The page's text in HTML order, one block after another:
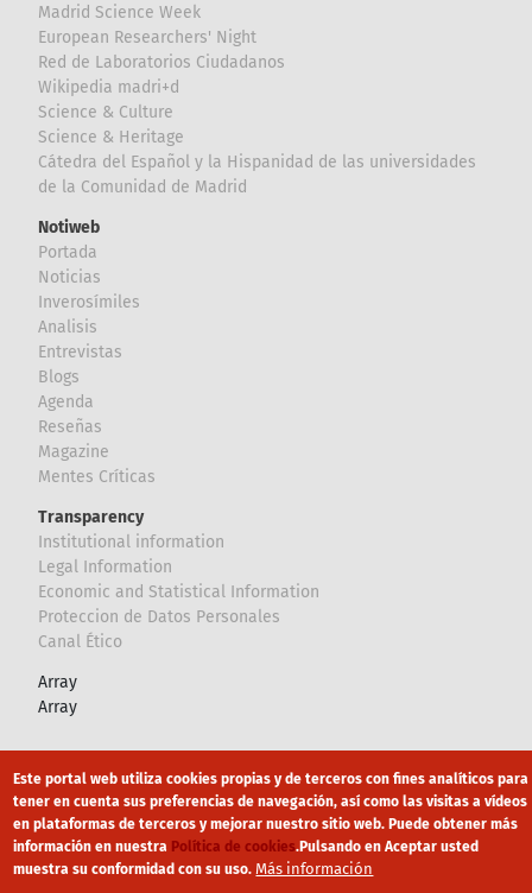
Madrid Science Week
European Researchers' Night
Red de Laboratorios Ciudadanos
Wikipedia madri+d
Science & Culture
Science & Heritage
Cátedra del Español y la Hispanidad de las universidades
de la Comunidad de Madrid
Notiweb
Portada
Noticias
Inverosímiles
Analisis
Entrevistas
Blogs
Agenda
Reseñas
Magazine
Mentes Críticas
Transparency
Institutional information
Legal Information
Economic and Statistical Information
Proteccion de Datos Personales
Canal Ético
Array
Array
Canal Ético eduroam Mapa Web
Política privacidad Política de cookies Aviso legal
Este portal web utiliza cookies propias y de terceros con fines analíticos para
tener en cuenta sus preferencias de navegación, así como las visitas a vídeos
en plataformas de terceros y mejorar nuestro sitio web. Puede obtener más
información en nuestra Política de cookies.Pulsando en Aceptar usted
muestra su conformidad con su uso. Más información